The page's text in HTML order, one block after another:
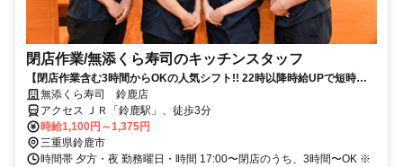
閉店作業​/無添くら寿司の​キッチンスタッフ
【閉店作業含む3時間からOKの人気シフト!! 22時以降時給UPで短時間
で稼げる】
無添くら寿司 鈴鹿店
アクセス ＪＲ「鈴鹿駅」、徒歩3分
時給1,100円～1,375円
三重県鈴鹿市
時間帯 夕方・夜 勤務曜日・時間 17:00〜閉店のうち、3時間〜OK ※